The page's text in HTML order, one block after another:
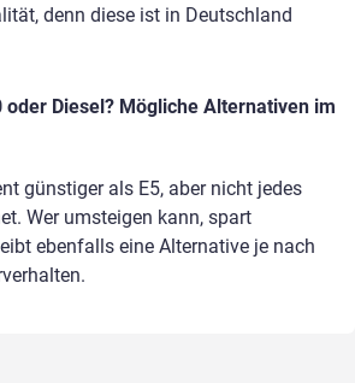
denn diese ist in Deutschland
oder Diesel? Mögliche Alternativen im
günstiger als E5, aber nicht jedes
Wer umsteigen kann, spart
ebenfalls eine Alternative je nach